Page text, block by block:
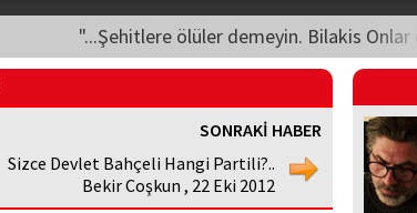
"...Şehitlere ölüler demeyin. Bilakis
SONRAKİ HABER
Sizce Devlet Bahçeli Hangi Partili?..
Bekir Coşkun , 22 Eki 2012